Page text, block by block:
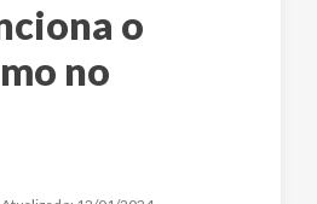
o
no